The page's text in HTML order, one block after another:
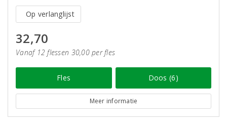
Op verlanglijst
32,70
Vanaf 12 flessen 30,00 per fles
Fles Doos (6)
Meer informatie